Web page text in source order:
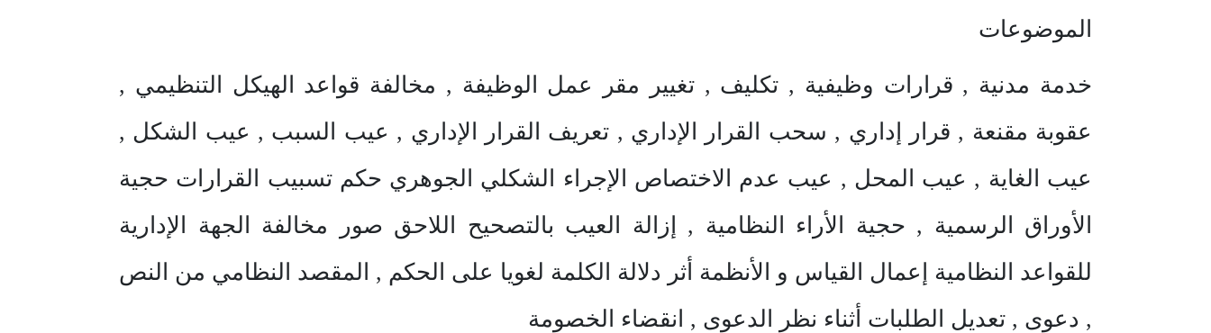
الموضوعات
خدمة مدنية , قرارات وظيفية , تكليف , تغيير مقر عمل الوظيفة , مخالفة قواعد الهيكل التنظيمي ,
عقوبة مقنعة , قرار إداري , سحب القرار الإداري , تعريف القرار الإداري , عيب السبب , عيب الشكل ,
عيب الغاية , عيب المحل , عيب عدم الاختصاص الإجراء الشكلي الجوهري حكم تسبيب القرارات حجية
الأوراق الرسمية , حجية الأراء النظامية , إزالة العيب بالتصحيح اللاحق صور مخالفة الجهة الإدارية
للقواعد النظامية إعمال القياس و الأنظمة أثر دلالة الكلمة لغويا على الحكم , المقصد النظامي من النص
, دعوی , تعديل الطلبات أثناء نظر الدعوى , انقضاء الخصومة